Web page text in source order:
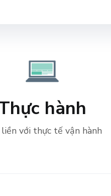
hành
liền với thực tế vận hành